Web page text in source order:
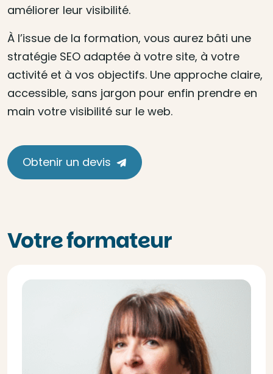
améliorer leur visibilité.
À l’issue de la formation, vous aurez bâti une
stratégie SEO adaptée à votre site, à votre
activité et à vos objectifs. Une approche claire,
accessible, sans jargon pour enfin prendre en
main votre visibilité sur le web.
Obtenir un devis
Votre formateur